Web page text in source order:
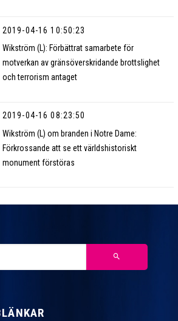
2019-04-16 10:50:23
Wikström (L): Förbättrat samarbete för
motverkan av gränsöverskridande brottslighet
och terrorism antaget
2019-04-16 08:23:50
Wikström (L) om branden i Notre Dame:
Förkrossande att se ett världshistoriskt
monument förstöras